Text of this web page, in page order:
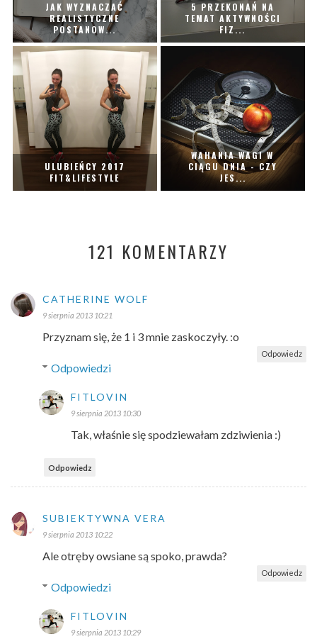
JAK WYZNACZAĆ
REALISTYCZNE
POSTANOW...
5 PRZEKONAŃ NA
TEMAT AKTYWNOŚCI
FIZ...
ULUBIEŃCY 2017
FIT&LIFESTYLE
WAHANIA WAGI W
CIĄGU DNIA - CZY
JES...
121 KOMENTARZY
CATHERINE WOLF
9 sierpnia 2013 10:21
Przyznam się, że 1 i 3 mnie zaskoczyły. :o
Odpowiedz
Odpowiedzi
FITLOVIN
9 sierpnia 2013 10:30
Tak, właśnie się spodziewałam zdziwienia :)
Odpowiedz
SUBIEKTYWNA VERA
9 sierpnia 2013 10:22
Ale otręby owsiane są spoko, prawda?
Odpowiedz
Odpowiedzi
FITLOVIN
9 sierpnia 2013 10:29